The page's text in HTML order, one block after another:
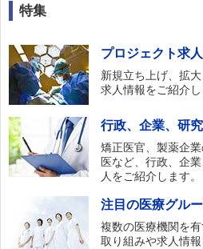
特集
プロジェクト求人
新規立ち上げ、拡
求人情報をご紹介し
行政、企業、研
矯正医官、製薬企
医など、行政、企
人をご紹介します。
注目の医療グル
複数の医療機関を
取り組みや求人情報